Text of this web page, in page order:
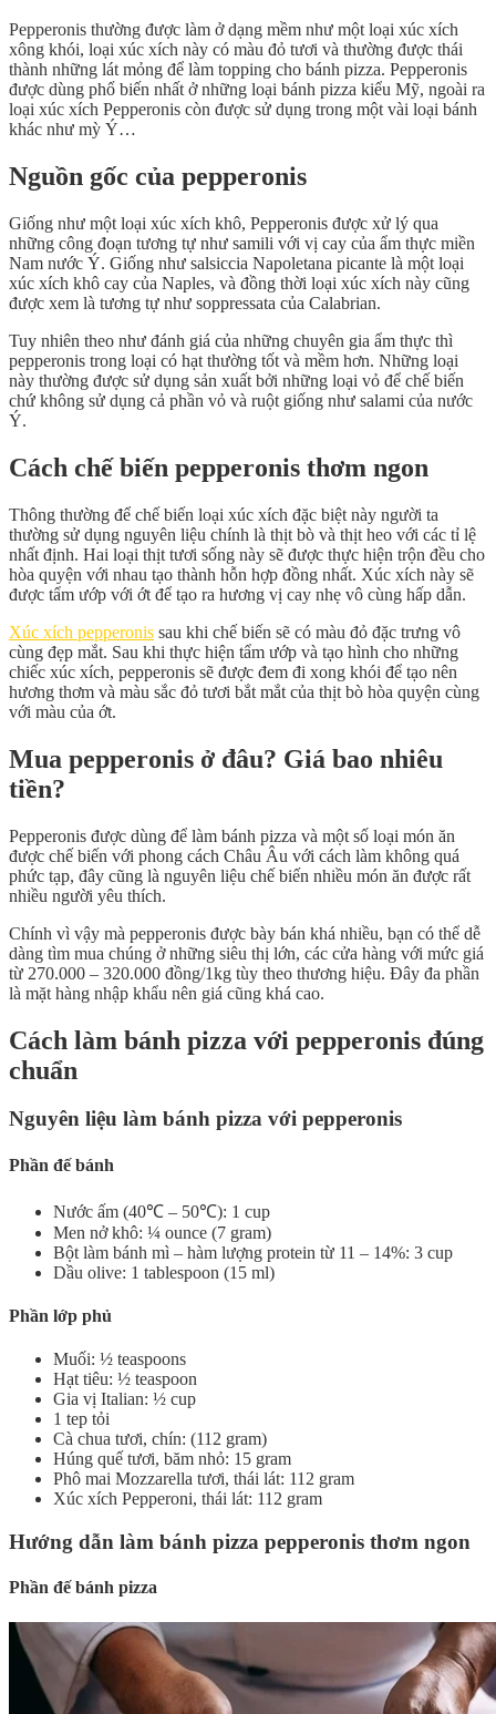
Pepperonis thường được làm ở dạng mềm như một loại xúc xích
xông khói, loại xúc xích này có màu đỏ tươi và thường được thái
thành những lát mỏng để làm topping cho bánh pizza. Pepperonis
được dùng phổ biến nhất ở những loại bánh pizza kiểu Mỹ, ngoài ra
loại xúc xích Pepperonis còn được sử dụng trong một vài loại bánh
khác như mỳ Ý…
Nguồn gốc của pepperonis
Giống như một loại xúc xích khô, Pepperonis được xử lý qua
những công đoạn tương tự như samili với vị cay của ẩm thực miền
Nam nước Ý. Giống như salsiccia Napoletana picante là một loại
xúc xích khô cay của Naples, và đồng thời loại xúc xích này cũng
được xem là tương tự như soppressata của Calabrian.
Tuy nhiên theo như đánh giá của những chuyên gia ẩm thực thì
pepperonis trong loại có hạt thường tốt và mềm hơn. Những loại
này thường được sử dụng sản xuất bởi những loại vỏ để chế biến
chứ không sử dụng cả phần vỏ và ruột giống như salami của nước
Ý.
Cách chế biến pepperonis thơm ngon
Thông thường để chế biến loại xúc xích đặc biệt này người ta
thường sử dụng nguyên liệu chính là thịt bò và thịt heo với các tỉ lệ
nhất định. Hai loại thịt tươi sống này sẽ được thực hiện trộn đều cho
hòa quyện với nhau tạo thành hỗn hợp đồng nhất. Xúc xích này sẽ
được tẩm ướp với ớt để tạo ra hương vị cay nhẹ vô cùng hấp dẫn.
Xúc xích pepperonis sau khi chế biến sẽ có màu đỏ đặc trưng vô
cùng đẹp mắt. Sau khi thực hiện tẩm ướp và tạo hình cho những
chiếc xúc xích, pepperonis sẽ được đem đi xong khói để tạo nên
hương thơm và màu sắc đỏ tươi bắt mắt của thịt bò hòa quyện cùng
với màu của ớt.
Mua pepperonis ở đâu? Giá bao nhiêu
tiền?
Pepperonis được dùng để làm bánh pizza và một số loại món ăn
được chế biến với phong cách Châu Âu với cách làm không quá
phức tạp, đây cũng là nguyên liệu chế biến nhiều món ăn được rất
nhiều người yêu thích.
Chính vì vậy mà pepperonis được bày bán khá nhiều, bạn có thể dễ
dàng tìm mua chúng ở những siêu thị lớn, các cửa hàng với mức giá
từ 270.000 – 320.000 đồng/1kg tùy theo thương hiệu. Đây đa phần
là mặt hàng nhập khẩu nên giá cũng khá cao.
Cách làm bánh pizza với pepperonis đúng
chuẩn
Nguyên liệu làm bánh pizza với pepperonis
Phần đế bánh
Nước ấm (40℃ – 50℃): 1 cup
Men nở khô: ¼ ounce (7 gram)
Bột làm bánh mì – hàm lượng protein từ 11 – 14%: 3 cup
Dầu olive: 1 tablespoon (15 ml)
Phần lớp phủ
Muối: ½ teaspoons
Hạt tiêu: ½ teaspoon
Gia vị Italian: ½ cup
1 tep tỏi
Cà chua tươi, chín: (112 gram)
Húng quế tươi, băm nhỏ: 15 gram
Phô mai Mozzarella tươi, thái lát: 112 gram
Xúc xích Pepperoni, thái lát: 112 gram
Hướng dẫn làm bánh pizza pepperonis thơm ngon
Phần đế bánh pizza